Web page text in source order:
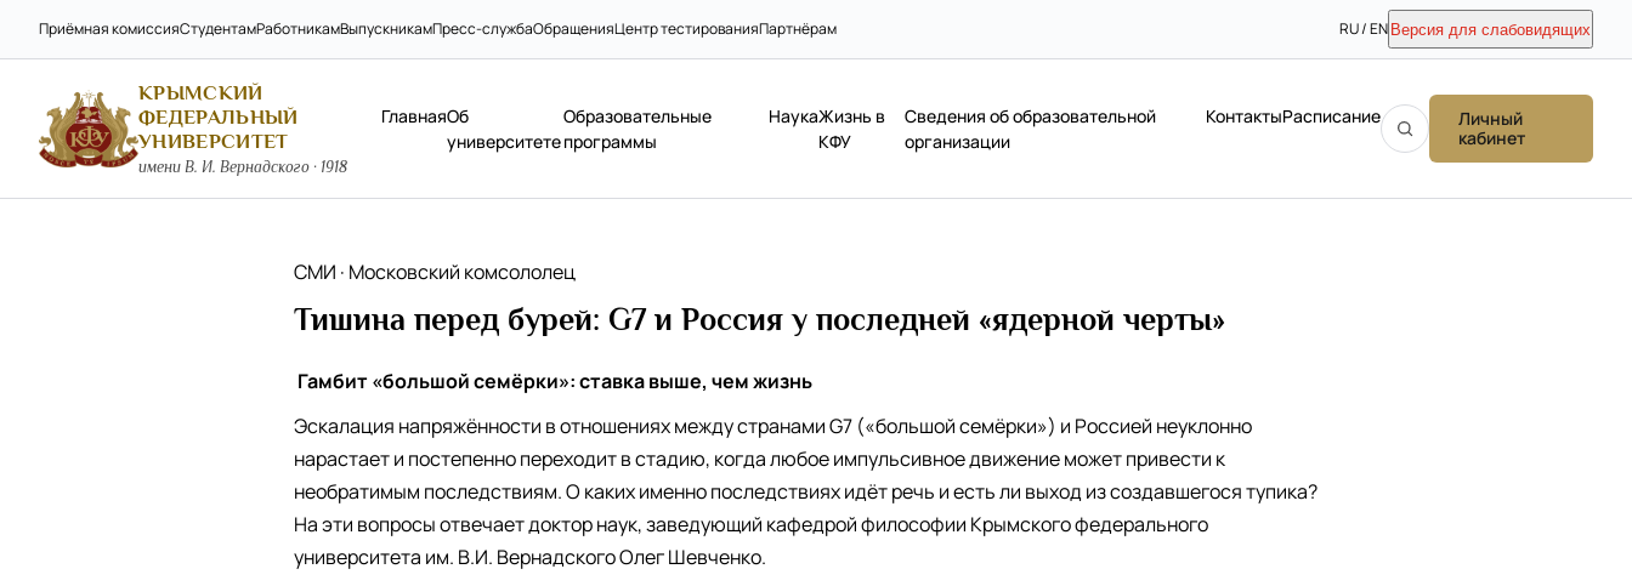
Приёмная комиссияСтудентамРаботникамВыпускникамПресс-службаОбращенияЦентр тестированияПартнёрам RU / EN Версия для слабовидящих
КРЫМСКИЙ
ФЕДЕРАЛЬНЫЙ
УНИВЕРСИТЕТ
имени В. И. Вернадского · 1918
ГлавнаяОб
университете
Образовательные
программы
НаукаЖизнь в
КФУ
Сведения об образовательной
организации
КонтактыРасписание
Личный
кабинет
СМИ · Московский комсололец
Тишина перед бурей: G7 и Россия у последней «ядерной черты»
Гамбит «большой семёрки»: ставка выше, чем жизнь
Эскалация напряжённости в отношениях между странами G7 («большой семёрки») и Россией неуклонно
нарастает и постепенно переходит в стадию, когда любое импульсивное движение может привести к
необратимым последствиям. О каких именно последствиях идёт речь и есть ли выход из создавшегося тупика?
На эти вопросы отвечает доктор наук, заведующий кафедрой философии Крымского федерального
университета им. В.И. Вернадского Олег Шевченко.